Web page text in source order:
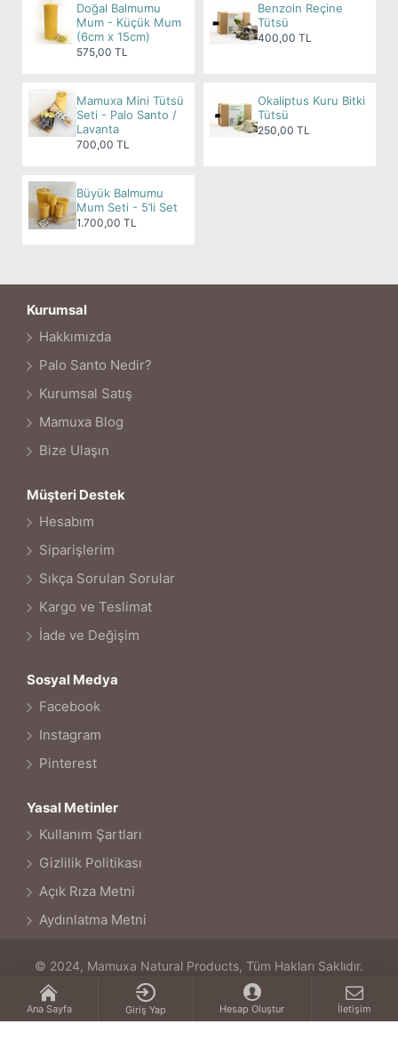
tutun.
Balmumu yaşayan bir maddedir ve hava ile
temas ettiğinde renk değiştirebilir. Bu nedenle,
farklılıklar olabilir.
İyi günlerde kullanmanız dileğiyle!
Doğal Balmumu
Mum - Küçük Mum
(6cm x 15cm)
575,00 TL
Benzoin Reçine
Tütsü
400,00 TL
Mamuxa Mini Tütsü
Seti - Palo Santo /
Lavanta
700,00 TL
Okaliptus Kuru Bitki
Tütsü
250,00 TL
Büyük Balmumu
Mum Seti - 5’li Set
1.700,00 TL
Kurumsal
Hakkımızda
Palo Santo Nedir?
Kurumsal Satış
Mamuxa Blog
Bize Ulaşın
Müşteri Destek
Hesabım
Siparişlerim
Sıkça Sorulan Sorular
Kargo ve Teslimat
İade ve Değişim
Sosyal Medya
Facebook
Instagram
Pinterest
Yasal Metinler
Kullanım Şartları
Gizlilik Politikası
Açık Rıza Metni
Aydınlatma Metni
© 2024, Mamuxa Natural Products, Tüm Hakları Saklıdır.
Ana Sayfa Giriş Yap Hesap Oluştur İletişim